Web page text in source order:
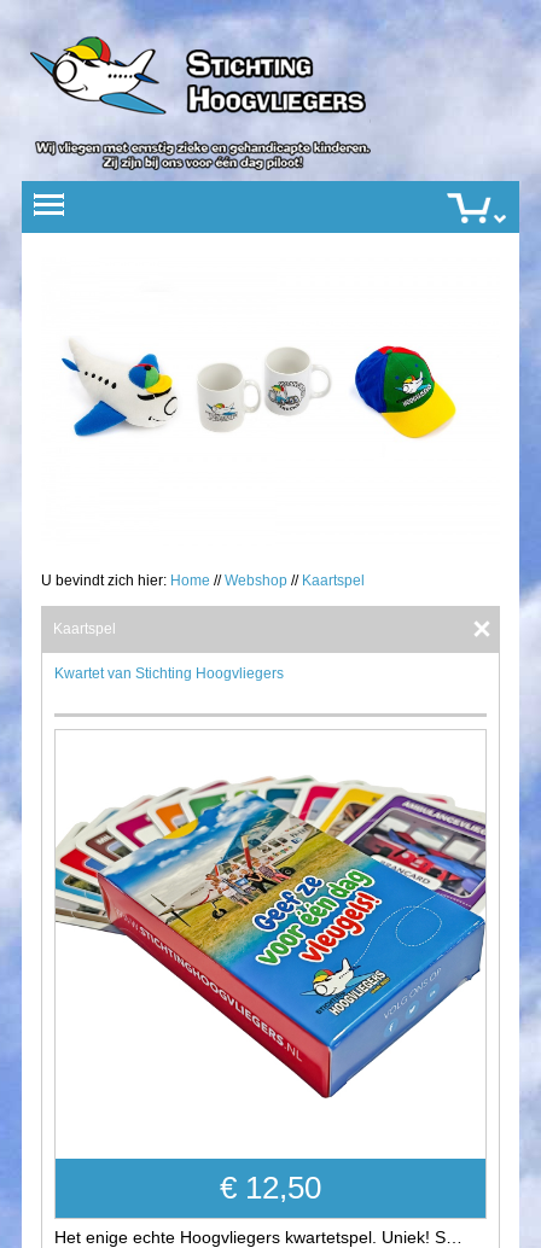
U bevindt zich hier: Home //Webshop // Kaartspel
Kaartspel
Kwartet van Stichting Hoogvliegers
€ 12,50
Het enige echte Hoogvliegers kwartetspel. Uniek! S…